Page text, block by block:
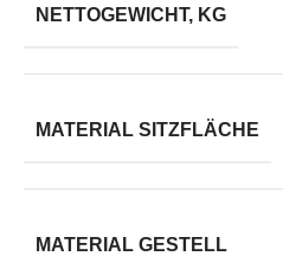
NETTOGEWICHT, KG
MATERIAL SITZFLÄCHE
MATERIAL GESTELL